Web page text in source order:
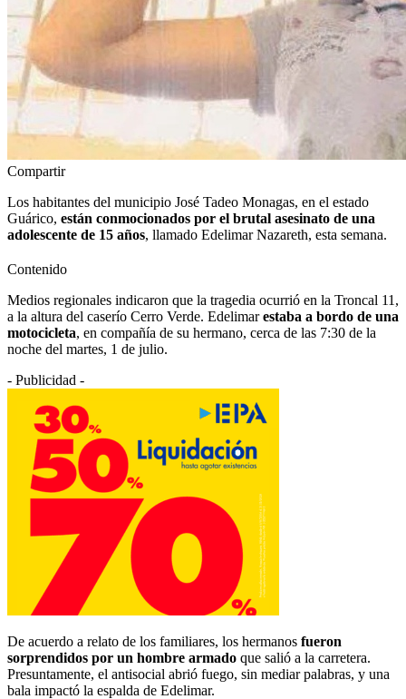
Compartir
Los habitantes del municipio José Tadeo Monagas, en el estado
Guárico, están conmocionados por el brutal asesinato de una
adolescente de 15 años, llamado Edelimar Nazareth, esta semana.
Contenido
Medios regionales indicaron que la tragedia ocurrió en la Troncal 11,
a la altura del caserío Cerro Verde. Edelimarestaba a bordo de una
motocicleta, en compañía de su hermano, cerca de las 7:30 de la
noche del martes, 1 de julio.
- Publicidad -
De acuerdo a relato de los familiares, los hermanos fueron
sorprendidos por un hombre armado que salió a la carretera.
Presuntamente, el antisocial abrió fuego, sin mediar palabras, y una
bala impactó la espalda de Edelimar.